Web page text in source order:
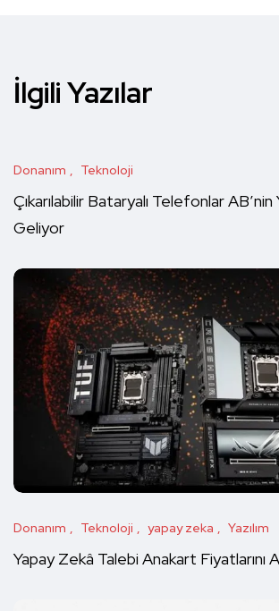
İlgili Yazılar
Donanım Teknoloji
Çıkarılabilir Bataryalı Telefonlar AB’nin
Geliyor
Donanım Teknoloji yapay zeka Yazılım
Yapay Zekâ Talebi Anakart Fiyatlarını